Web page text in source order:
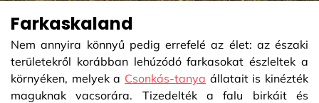
Farkaskaland
Nem annyira könnyű pedig errefelé az élet: az északi
területekről korábban lehúzódó farkasokat észleltek a
környéken, melyek a Csonkás-tanya állatait is kinézték
maguknak vacsorára. Tizedelték a falu birkáit és